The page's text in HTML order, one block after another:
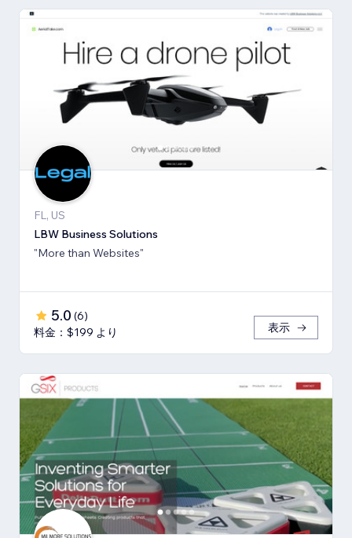
FL, US
LBW Business Solutions
"More than Websites"
5.0 (6)
料金：$199 より
表示